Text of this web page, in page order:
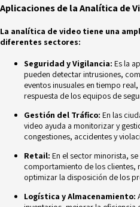
Aplicaciones de la Analítica de
La analítica de video tiene una
diferentes sectores:
Seguridad y Vigilancia: Es la
pueden detectarintrusiones,
eventos inusuales en tiempo
respuesta de los equipos de
Gestión del Tráfico: En las
video ayuda a monitorizar y
congestiones, accidentes y
Retail: En el sector minorista,
comportamiento de los clientes,
optimizar la disposición de los
Logística y Almacenamiento: